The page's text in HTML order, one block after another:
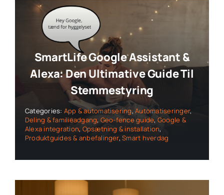
SmartLife Google Assistant &
Alexa: Den Ultimative Guide Til
Stemmestyring
Categories: App & automatisering,Automatiseringer,
Deling & familieadgang, Geo-fence guide, Google &
Alexa integration, Opsætning & installation,
Produktguides & anbefalinger,Smart hverdag